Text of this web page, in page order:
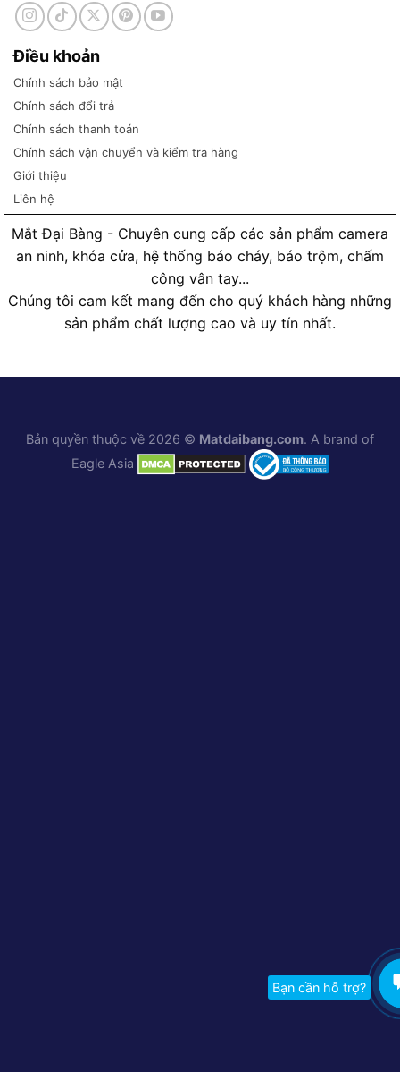
Điều khoản
Chính sách bảo mật
Chính sách đổi trả
Chính sách thanh toán
Chính sách vận chuyển và kiểm tra hàng
Giới thiệu
Liên hệ
Mắt Đại Bàng - Chuyên cung cấp các sản phẩm camera
an ninh, khóa cửa, hệ thống báo cháy, báo trộm, chấm
công vân tay...
Chúng tôi cam kết mang đến cho quý khách hàng những
sản phẩm chất lượng cao và uy tín nhất.
Bạn cần hỗ trợ?
Bản quyền thuộc về 2026 © Matdaibang.com. A brand of
Eagle Asia